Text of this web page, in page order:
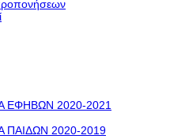
ΕΦΗΒΩΝ 2020-2021
ΠΑΙΔΩΝ 2020-2019